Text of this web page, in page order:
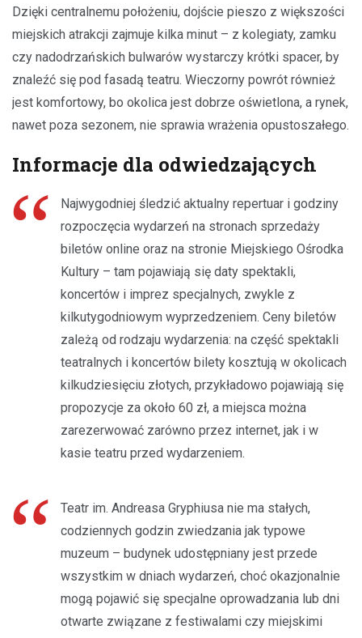
Dzięki centralnemu położeniu, dojście pieszo z większości
miejskich atrakcji zajmuje kilka minut – z kolegiaty, zamku
czy nadodrzańskich bulwarów wystarczy krótki spacer, by
znaleźć się pod fasadą teatru. Wieczorny powrót również
jest komfortowy, bo okolica jest dobrze oświetlona, a rynek,
nawet poza sezonem, nie sprawia wrażenia opustoszałego.
Informacje dla odwiedzających
Najwygodniej śledzić aktualny repertuar i godziny
rozpoczęcia wydarzeń na stronach sprzedaży
biletów online oraz na stronie Miejskiego Ośrodka
Kultury – tam pojawiają się daty spektakli,
koncertów i imprez specjalnych, zwykle z
kilkutygodniowym wyprzedzeniem. Ceny biletów
zależą od rodzaju wydarzenia: na część spektakli
teatralnych i koncertów bilety kosztują w okolicach
kilkudziesięciu złotych, przykładowo pojawiają się
propozycje za około 60 zł, a miejsca można
zarezerwować zarówno przez internet, jak i w
kasie teatru przed wydarzeniem.
Teatr im. Andreasa Gryphiusa nie ma stałych,
codziennych godzin zwiedzania jak typowe
muzeum – budynek udostępniany jest przede
wszystkim w dniach wydarzeń, choć okazjonalnie
mogą pojawić się specjalne oprowadzania lub dni
otwarte związane z festiwalami czy miejskimi